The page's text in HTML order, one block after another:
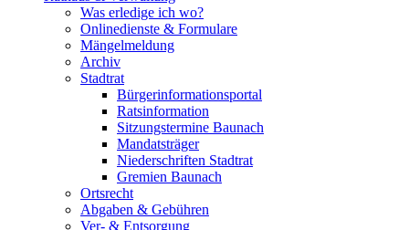
Was erledige ich wo?
Onlinedienste & Formulare
Mängelmeldung
Archiv
Stadtrat
Bürgerinformationsportal
Ratsinformation
Sitzungstermine Baunach
Mandatsträger
Niederschriften Stadtrat
Gremien Baunach
Ortsrecht
Abgaben & Gebühren
Ver- & Entsorgung